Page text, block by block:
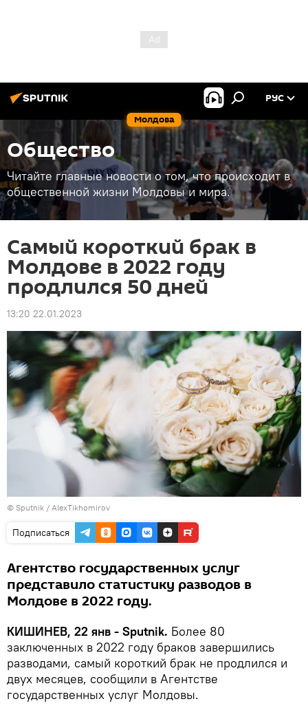
Молдова
РУС
Общество
Читайте главные новости о том, что происходит в
общественной жизни Молдовы и мира.
Самый короткий брак в
Молдове в 2022 году
продлился 50 дней
13:20 22.01.2023
© Sputnik / AlexTikhomirov
Подписаться
Агентство государственных услуг
представило статистику разводов в
Молдове в 2022 году.
КИШИНЕВ, 22 янв - Sputnik. Более 80
заключенных в 2022 году браков завершились
разводами, самый короткий брак не продлился и
двух месяцев, сообщили в Агентстве
государственных услуг Молдовы.